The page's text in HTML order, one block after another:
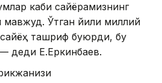
каби сайёрамизнинг
мавжуд. Ўтган йили миллий
ташриф буюрди, бу
деди Е.Еркинбаев.